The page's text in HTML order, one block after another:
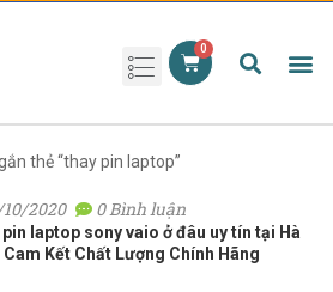
thẻ “thay pin laptop”
laptop sony vaio ở đâu uy tín tại Hà
Cam Kết Chất Lượng Chính Hãng
2020 0 Bình luận